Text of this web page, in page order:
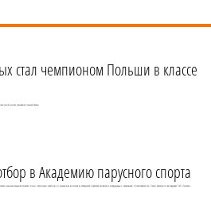
стал чемпионом Польши в классе
участие многие сильнейшие гонщики Европы.
в Академию парусного спорта
оснащение Академии позволяет юным спортсменам пройти путь от начинающих яхтсменов до победителей и призеров российских и международных соревнований, и Олимпийских игр. Проект реализуется при поддержке ПАО «Газпром».